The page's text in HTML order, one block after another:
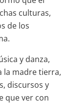
culturas,
de los
y danza,
la madre tierra,
discursos y
que ver con